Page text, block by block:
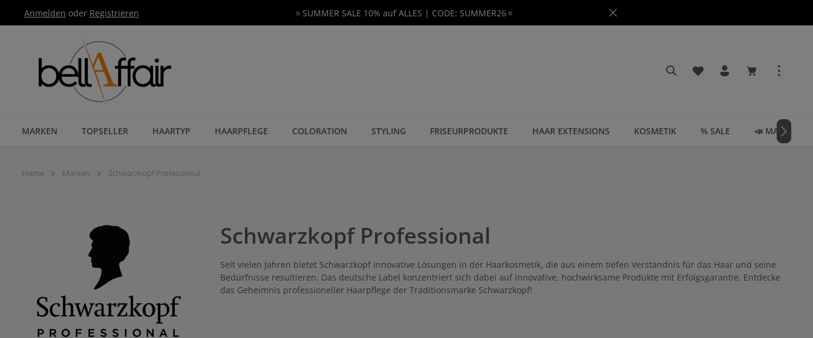
Hauptnavigation springen
Anmelden oder Registrieren 🔅SUMMER SALE 10% auf ALLES | CODE: SUMMER26🔅
Du hast 0 Produkte auf
Warenkorb
MARKEN TOPSELLER HAARTYP HAARPFLEGE COLORATION STYLING FRISEURPRODUKTE HAAR EXTENSIONS KOSMETIK % SALE 📣 MAGAZIN
Home Marken Schwarzkopf Professional
Schwarzkopf Professional
Seit vielen Jahren bietet Schwarzkopf innovative Lösungen in der Haarkosmetik, die aus einem tiefen Verständnis für das Haar und seine
Bedürfnisse resultieren. Das deutsche Label konzentriert sich dabei auf innovative, hochwirksame Produkte mit Erfolgsgarantie. Entdecke
das Geheimnis professioneller Haarpflege der Traditionsmarke Schwarzkopf!